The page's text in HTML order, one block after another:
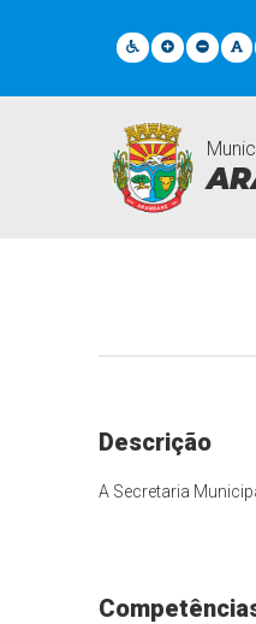
Secretarias
Descrição
A Secretaria